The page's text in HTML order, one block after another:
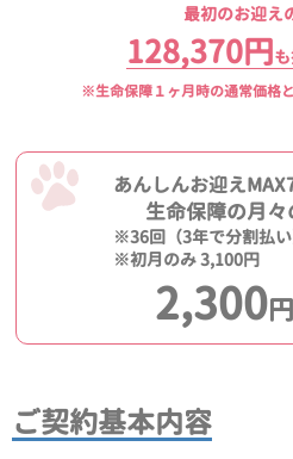
最初のお迎え
128,370円
※生命保障１ヶ月時の通常価格
あんしんお迎え
生命保障の月
※36回（3年で分割払
※初月のみ 3,100円
2,300円
ご契約基本内容